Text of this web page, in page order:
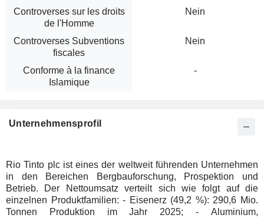
Controverses sur les droits
de l'Homme
Nein
Controverses Subventions
fiscales
Nein
Conforme à la finance
Islamique
-
Unternehmensprofil
Rio Tinto plc ist eines der weltweit führenden Unternehmen
in den Bereichen Bergbauforschung, Prospektion und
Betrieb. Der Nettoumsatz verteilt sich wie folgt auf die
einzelnen Produktfamilien: - Eisenerz (49,2 %): 290,6 Mio.
Tonnen Produktion im Jahr 2025; - Aluminium,